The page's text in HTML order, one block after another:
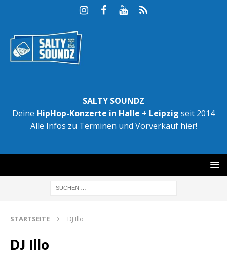
SALTY SOUNDZ
Deine HipHop-Konzerte in Halle + Leipzig seit 2014
Alle Infos zu Terminen und Vorverkauf hier!
STARTSEITE DJ Illo
DJ Illo